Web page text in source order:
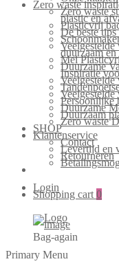
Zero waste
Zero waste
plastic en
Plasticvrij
De beste
duurzaam
Mei
Duurzame
Inspiratie
Veelgestelde
Persoonlijke
Duurzame
Duurzaam
Zero waste
SHOP
Klantenservice
Contact
Levertijd en
Retourneren
Login
Shopping cart 0
Bag-again
Primary Menu